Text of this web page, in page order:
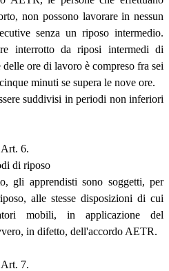
non possono lavorare in nessun
senza un riposo intermedio.
interrotto da riposi intermedi di
ore di lavoro è compreso fra sei
minuti se supera le nove ore.
suddivisi in periodi non inferiori
Art. 6.
di riposo
gli apprendisti sono soggetti, per
alle stesse disposizioni di cui
mobili, in applicazione del
in difetto, dell'accordo AETR.
Art. 7.